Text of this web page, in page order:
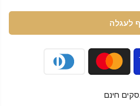
לעגלה